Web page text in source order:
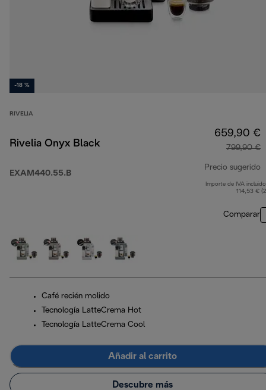
-18 %
RIVELIA
Rivelia Onyx Black
EXAM440.55.B
659,90 €
799,90 €
Precio sugerido
Importe de IVA
114,53 €
Comparar
Café recién molido
Tecnología LatteCrema Hot
Tecnología LatteCrema Cool
Añadir al carrito
Descubre más